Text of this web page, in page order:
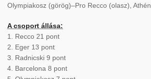
Olympiakosz (görög)–Pro Recco (olasz), Athén
A csoport állása:
1. Recco 21 pont
2. Eger 13 pont
3. Radnicski 9 pont
4. Barcelona 8 pont